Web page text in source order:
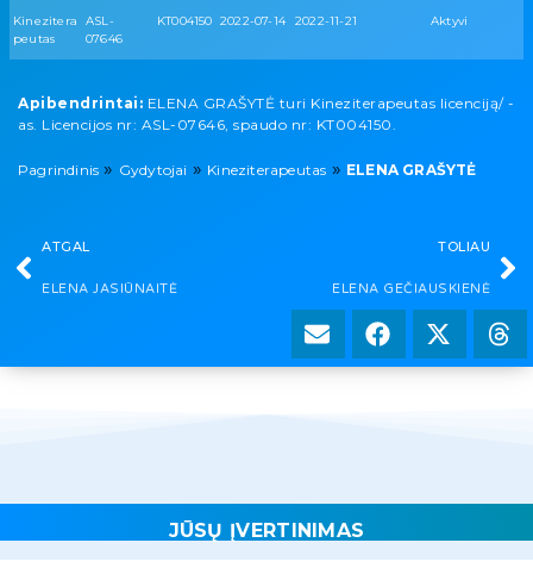
Kinezitera
peutas
ASL-
07646
KT004150 2022-07-14 2022-11-21 Aktyvi
Apibendrintai: ELENA GRAŠYTĖ turi Kineziterapeutas licenciją/ -
as. Licencijos nr: ASL-07646, spaudo nr: KT004150.
Pagrindinis » Gydytojai » Kineziterapeutas » ELENA GRAŠYTĖ
ATGAL
ELENA JASIŪNAITĖ
TOLIAU
ELENA GEČIAUSKIENĖ
JŪSŲ ĮVERTINIMAS